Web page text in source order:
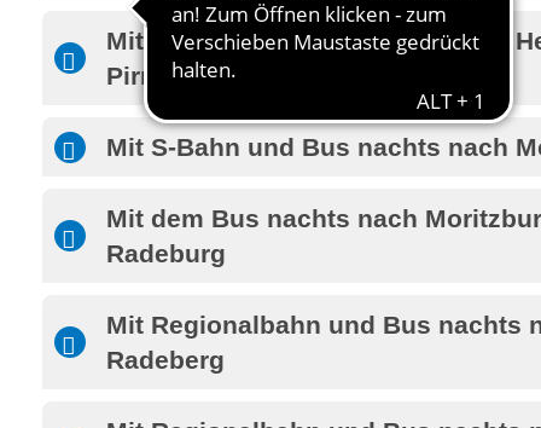
Mit S-Bahn und Bus nachts nach
Pirna
Mit S-Bahn und Bus nachts nach
Mit dem Bus nachts nach
Radeburg
Mit Regionalbahn und Bus nachts
Radeberg